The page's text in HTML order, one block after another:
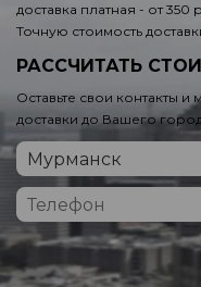
доставка платная - от 350
Точную стоимость
РАССЧИТАТЬ
Оставьте свои контакты
доставки до Вашего